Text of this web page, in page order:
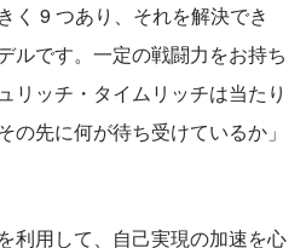
く 9 つあり、それを解決でき
ルです。一定の戦闘力をお持ち
リッチ・タイムリッチは当たり
の先に何が待ち受けているか」
利用して、自己実現の加速を心